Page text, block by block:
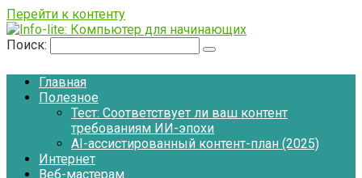
Перейти к контенту
Поиск:
Главная
Полезное
Тест: Соответствует ли ваш контент
требованиям ИИ-эпохи
AI-ассистированный контент-план (2025)
Интернет
Веб-мастерам